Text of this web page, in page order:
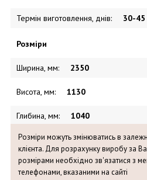
Термін виготовлення, днів: 30-45
Розміри
Ширина, мм: 2350
Висота, мм: 1130
Глибина, мм: 1040
Розміри можуть змінюватись в
клієнта. Для розрахунку виробу за
розмірами необхідно зв'язатися з
телефонами, вказаними на сайті